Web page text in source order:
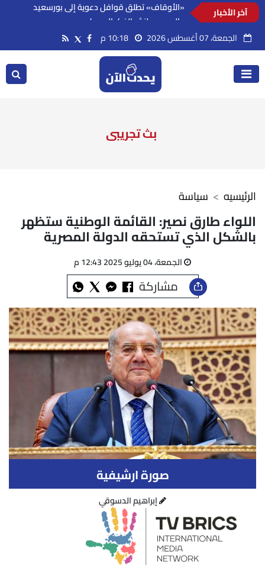
آخر الأخبار
«الأوقاف» تطلق قوافل دعوية إلى بورسعيد
الجمعة، 07 أغسطس 2026
بث تجريبى
سياسة الرئيسيه
اللواء طارق نصير: القائمة الوطنية ستظهر
بالشكل الذي تستحقه الدولة المصرية
الجمعة، 04 يوليو 2025 12:43 م
مشاركة
صورة ارشيفية
إبراهيم الدسوقي